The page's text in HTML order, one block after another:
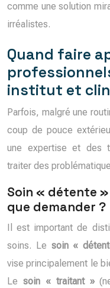
comme une solution
irréalistes.
Quand faire
institut et
Parfois, malgré une
coup de pouce
une expertise et des
traiter des
Soin « détente
que demander ?
Il est important de
soins. Le soin «
vise principalement le
Le soin « traitant »